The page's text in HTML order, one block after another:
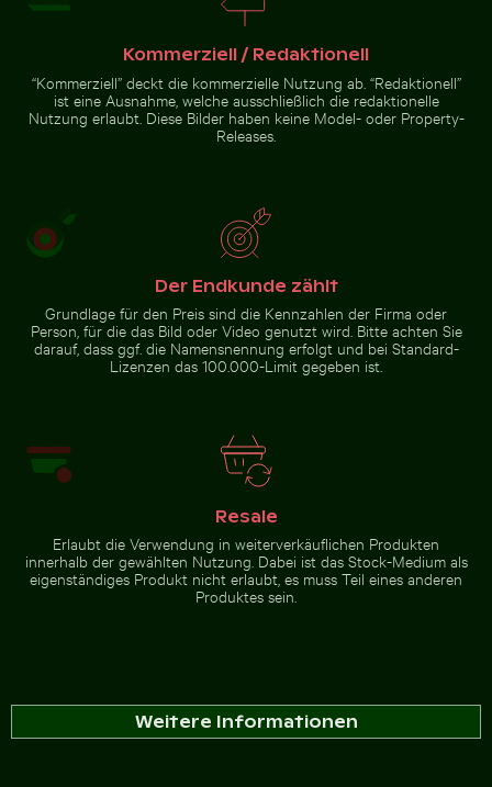
Schwalbenschwanz auf rosa Kleeblüte
Schneebedecktes
Verkehrsschild in
städtischer
Luftaufnahme der West Bay Skyline in Doha
Luftaufnahme der West Bay
Zur Stock-Kollektion
Kommerziell / Redaktionell
“Kommerziell” deckt die kommerzielle Nutzung ab. “Redaktionell”
ist eine Ausnahme, welche ausschließlich die redaktionelle
Nutzung erlaubt. Diese Bilder haben keine Model- oder Property-
Releases.
Der Endkunde zählt
Grundlage für den Preis sind die Kennzahlen der Firma oder
Person, für die das Bild oder Video genutzt wird. Bitte achten Sie
darauf, dass ggf. die Namensnennung erfolgt und bei Standard-
Lizenzen das 100.000-Limit gegeben ist.
Resale
Erlaubt die Verwendung in weiterverkäuflichen Produkten
innerhalb der gewählten Nutzung. Dabei ist das Stock-Medium als
eigenständiges Produkt nicht erlaubt, es muss Teil eines anderen
Produktes sein.
Weitere Informationen